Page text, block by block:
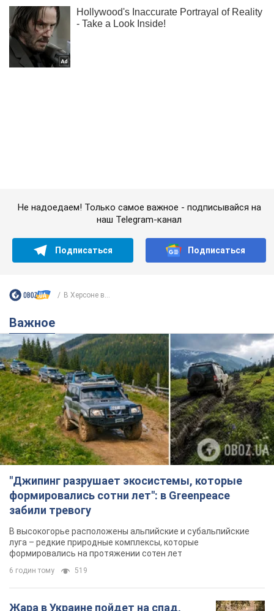
Важное
"Джипинг разрушает экосистемы, которые
формировались сотни лет": в Greenpeace
забили тревогу
В высокогорье расположены альпийские и субальпийские
луга – редкие природные комплексы, которые
формировались на протяжении сотен лет
6 годин тому 519
Жара в Украине пойдет на спад,
ожидаются грозы: синоптики дали
прогноз, когда стоит ожидать
изменения погоды
Совсем скоро жара постепенно отступит
5.08.2026 14:59 6,0 т.
"Или, может, я запугана с детства?"
Елена Зарецкая – об убийстве